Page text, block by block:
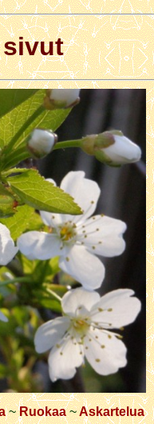
sivut
~Ruokaa~Askartelua